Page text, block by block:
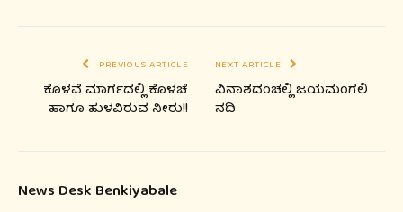
PREVIOUS ARTICLE
ಕೊಳವೆ ಮಾರ್ಗದಲ್ಲಿ ಕೊಳಚೆ
ಹಾಗೂ ಹುಳವಿರುವ ನೀರು!!
NEXT ARTICLE
ವಿನಾಶದಂಚಲ್ಲಿ ಜಯಮಂಗಲಿ
ನದಿ
News Desk Benkiyabale